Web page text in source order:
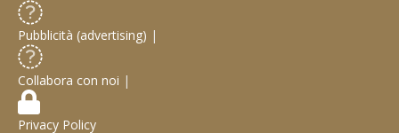
Pubblicità (advertising) |
Collabora con noi |
Privacy Policy